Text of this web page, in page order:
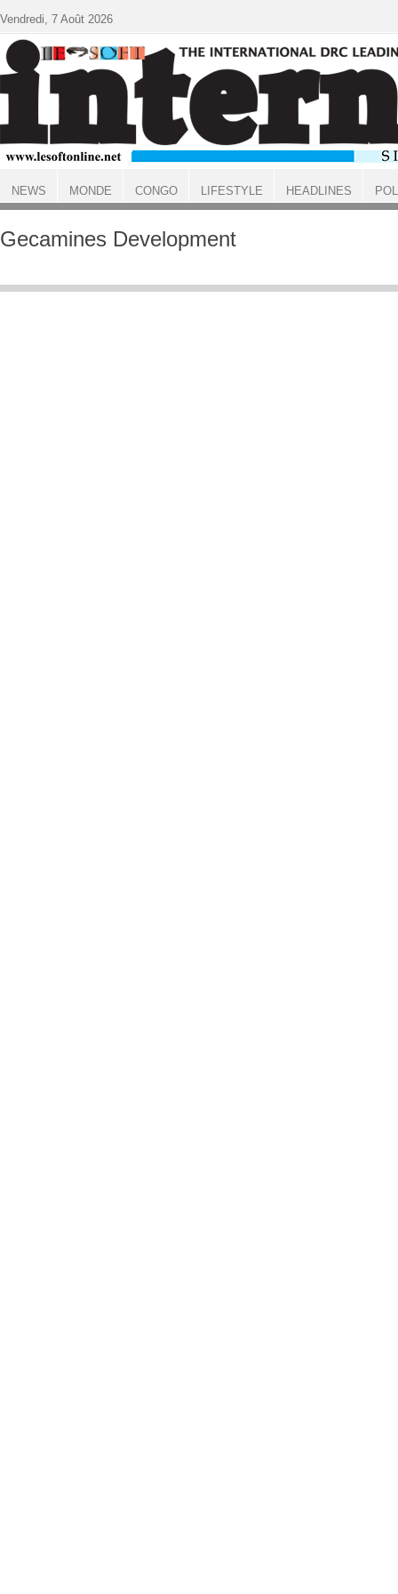
ACCUEIL
Gecamines Development
Vendredi, 7 Août 2026
NEWS MONDE CONGO LIFESTYLE HEADLINES